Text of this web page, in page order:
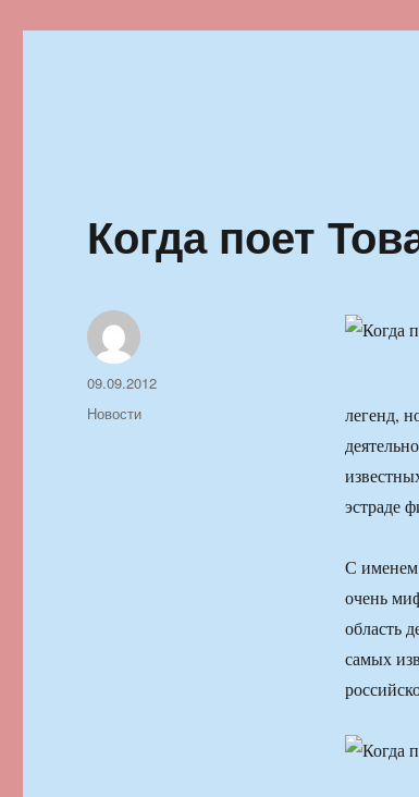
Когда поет
легенд,
эстраде
С именем
очень
область
самых
Автор
Опубликовано
09.09.2012
Рубрики
Новости